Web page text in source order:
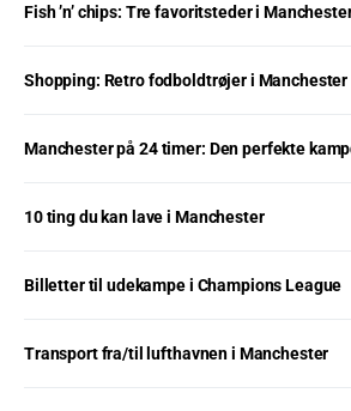
Fish ’n’ chips: Tre favoritsteder i
Shopping: Retro fodboldtrøjer i Manchester
Manchester på 24 timer: Den perfekte
10 ting du kan lave i Manchester
Billetter til udekampe i Champions League
Transport fra/til lufthavnen i Manchester